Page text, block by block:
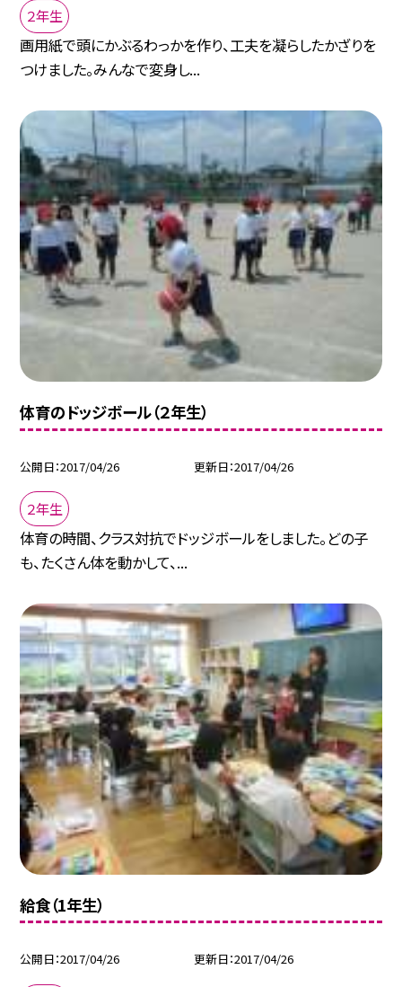
２年生
画用紙で頭にかぶるわっかを作り、工夫を凝らしたかざりを
つけました。みんなで変身し...
体育のドッジボール（２年生）
公開日 2017/04/26 更新日 2017/04/26
２年生
体育の時間、クラス対抗でドッジボールをしました。どの子
も、たくさん体を動かして、...
給食（1年生）
公開日 2017/04/26 更新日 2017/04/26